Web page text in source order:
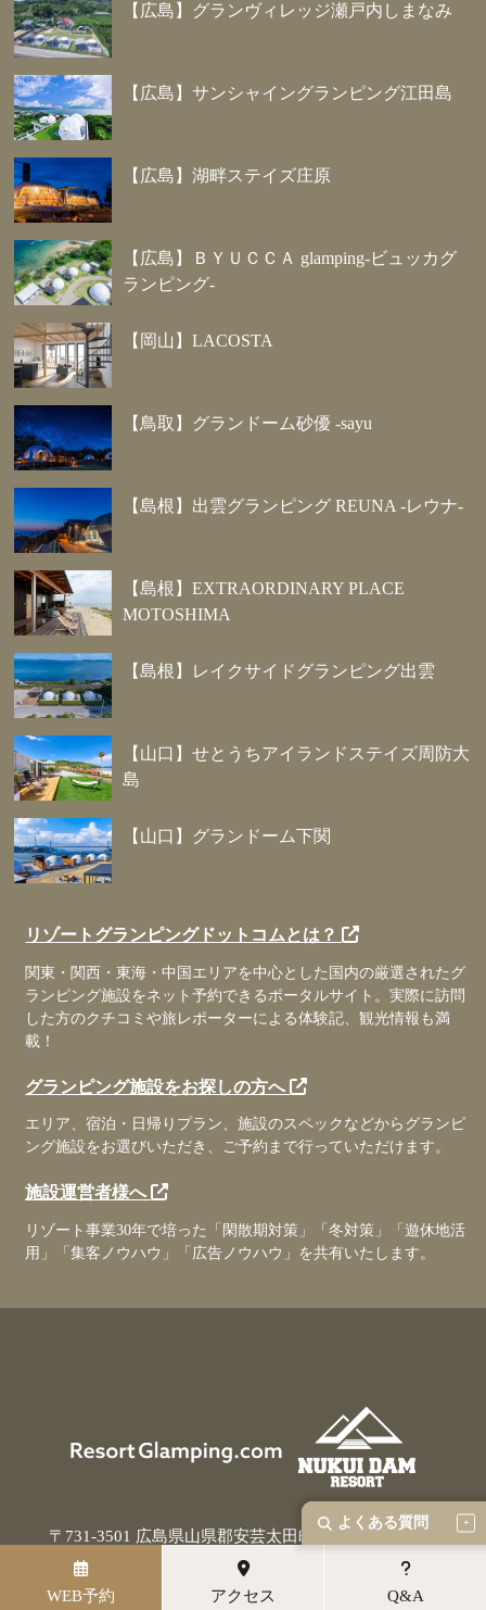
よくある質問
【広島】グランヴィレッジ瀬戸内しまなみ
【広島】サンシャイングランピング江田島
【広島】湖畔ステイズ庄原
【広島】ＢＹＵＣＣＡ glamping-ビュッカグ
ランピング-
【岡山】LACOSTA
【鳥取】グランドーム砂優 -sayu
【島根】出雲グランピング REUNA -レウナ-
【島根】EXTRAORDINARY PLACE
MOTOSHIMA
【島根】レイクサイドグランピング出雲
【山口】せとうちアイランドステイズ周防大
島
【山口】グランドーム下関
リゾートグランピングドットコムとは？
関東・関西・東海・中国エリアを中心とした国内の厳選されたグ
ランピング施設をネット予約できるポータルサイト。実際に訪問
した方のクチコミや旅レポーターによる体験記、観光情報も満
載！
グランピング施設をお探しの方へ
エリア、宿泊・日帰りプラン、施設のスペックなどからグランピ
ング施設をお選びいただき、ご予約まで行っていただけます。
施設運営者様へ
リゾート事業30年で培った「閑散期対策」「冬対策」「遊休地活
用」「集客ノウハウ」「広告ノウハウ」を共有いたします。
〒731-3501 広島県山県郡安芸太田町加計高果11654-2
電話予約 082-625-0141
WEB予約 アクセス Q&A